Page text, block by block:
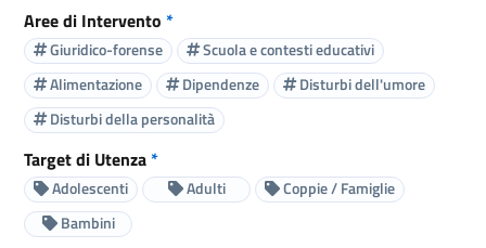
Aree di Intervento *
Giuridico-forense
Scuola e contesti educativi
Alimentazione
Dipendenze
Disturbi dell'umore
Disturbi della personalità
Target di Utenza*
Adolescenti Adulti
Coppie / Famiglie
Bambini